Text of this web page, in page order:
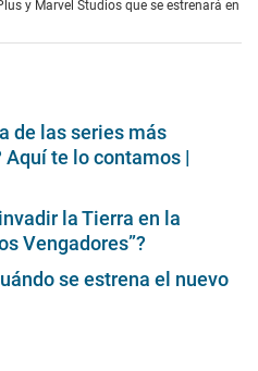
y Marvel Studios que se estrenará en
de las series más
te lo contamos |
la Tierra en la
Vengadores”?
se estrena el nuevo